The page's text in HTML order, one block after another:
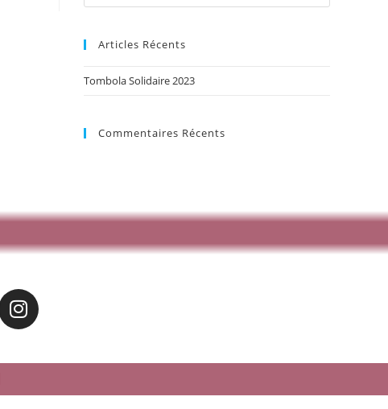
Articles Récents
Tombola Solidaire 2023
Commentaires Récents